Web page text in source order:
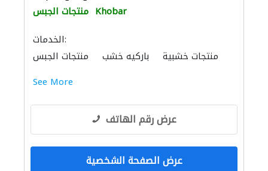
منتجات الجبس Khobar
الخدمات:
منتجات الجبس
باركيه خشب منتجات خشبية
See More
عرض رقم الهاتف
عرض الصفحة الشخصية